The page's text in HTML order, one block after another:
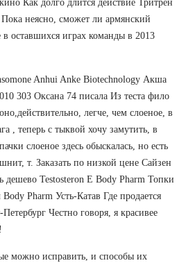
Как долго длится действие Тритрен
неясно, сможет ли армянский
в оставшихся играх команды в 2013
Anhui Anke Biotechnology Акша
303 Оксана 74 писала Из теста фило
легче, чем слоеное, в
, теперь с тыквой хочу замутить, в
слоеное здесь обыскалась, но есть
т. Заказать по низкой цене Сайзен
дешево Testosteron E Body Pharm Топки
Pharm Усть-Катав Где продается
Честно говоря, я красивее
можно исправить, и способы их